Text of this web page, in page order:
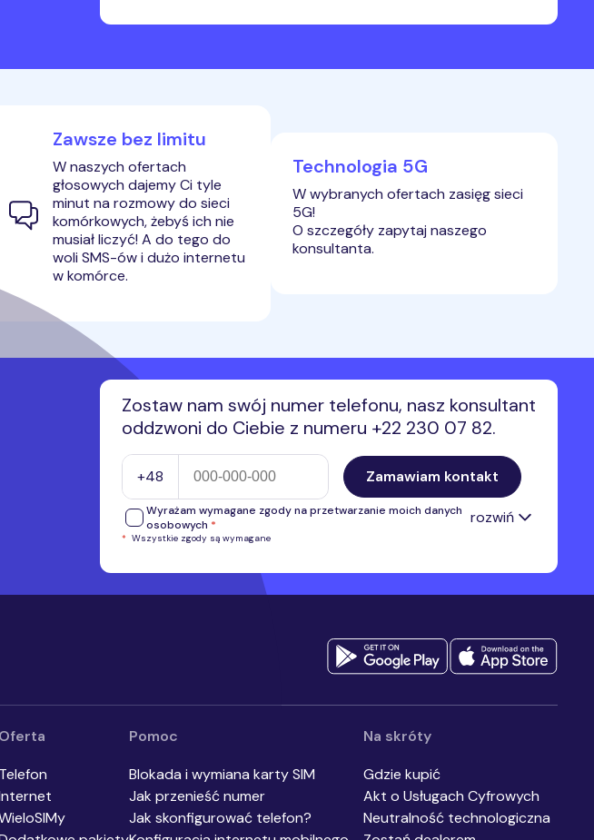
urządzeń końcowych, w szczególności w ramach korzystania z usług
Zawsze bez limitu
W naszych ofertach
głosowych dajemy Ci tyle
minut na rozmowy do sieci
komórkowych, żebyś ich nie
musiał liczyć! A do tego do
woli SMS-ów i dużo internetu
w komórce.
Technologia 5G
W wybranych ofertach zasięg sieci
5G!
O szczegóły zapytaj naszego
konsultanta.
Zostaw nam swój numer telefonu, nasz konsultant
oddzwoni do Ciebie z numeru +22 230 07 82.
Numer telefonu
+48 Zamawiam kontakt
Wyrażam wymagane zgody na przetwarzanie moich danych
osobowych * rozwiń
Wyrażam zgodę na przetwarzanie przez Premium Mobile Sp. z o.o. numeru
informacje na temat przetwarzania danych osobowych.
automatycznych systemów wywołujących lub telekomunikacyjnych
urządzeń końcowych, w szczególności w ramach korzystania z usług
komunikacji interpersonalnej, z wykorzystaniem telefonu, SMS, MMS.*
* Wszystkie zgody są wymagane
Oferta
Telefon
Pomoc
Blokada i wymiana karty SIM
Jak przenieść numer
Jak skonfigurować telefon?
Na skróty
Gdzie kupić
Akt o Usługach Cyfrowych
Neutralność technologiczna